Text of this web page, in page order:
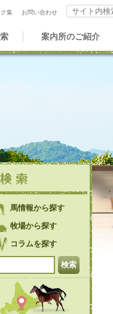
案内所のご紹介
ク集 お問い合わせ
サイト内検索
馬情報から探す
牧場から探す
コラムを探す